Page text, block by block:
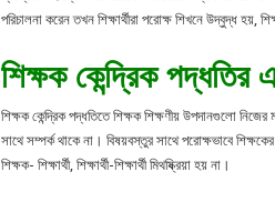
পরিচালনা করেন তখন শিক্ষার্থীরা পরোক্ষ শিখনে উদ্বুদ্ধ হয়,
শিক্ষক কেন্দ্রিক পদ্ধতির
শিক্ষক কেন্দ্রিক পদ্ধতিতে শিক্ষক শিক্ষণীয় উপদানগুলো নিজের
সাথে সম্পর্ক থাকে না। বিষয়বস্তুর সাথে পরোক্ষভাবে
শিক্ষক- শিক্ষার্থী, শিক্ষার্থী-শিক্ষার্থী মিথষ্ক্রিয়া হয় না।